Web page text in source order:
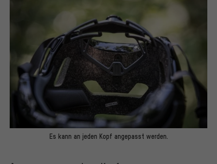
Es kann an jeden Kopf angepasst werden.